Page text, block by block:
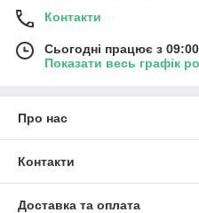
Контакти
Сьогодні працює з
Показати весь графік
Про нас
Контакти
Доставка та оплата